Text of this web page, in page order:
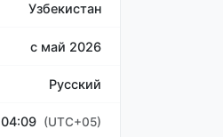
Узбекистан
с май 2026
Русский
04:09 (UTC+05)